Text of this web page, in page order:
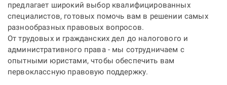
предлагает широкий выбор квалифицированных
специалистов, готовых помочь вам в решении самых
разнообразных правовых вопросов.
От трудовых и гражданских дел до налогового и
административного права - мы сотрудничаем с
опытными юристами, чтобы обеспечить вам
первоклассную правовую поддержку.